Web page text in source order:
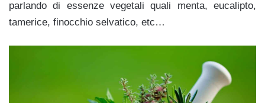
parlando di essenze vegetali quali menta, eucalipto,
tamerice, finocchio selvatico, etc…